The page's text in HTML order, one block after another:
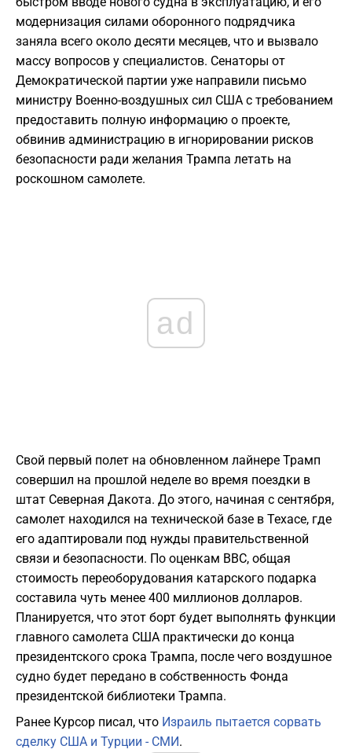
модернизация силами оборонного подрядчика
заняла всего около десяти месяцев, что и вызвало
массу вопросов у специалистов. Сенаторы от
Демократической партии уже направили письмо
министру Военно-воздушных сил США с требованием
предоставить полную информацию о проекте,
обвинив администрацию в игнорировании рисков
безопасности ради желания Трампа летать на
роскошном самолете.
ad
Свой первый полет на обновленном лайнере Трамп
совершил на прошлой неделе во время поездки в
штат Северная Дакота. До этого, начиная с сентября,
самолет находился на технической базе в Техасе, где
его адаптировали под нужды правительственной
связи и безопасности. По оценкам ВВС, общая
стоимость переоборудования катарского подарка
составила чуть менее 400 миллионов долларов.
Планируется, что этот борт будет выполнять функции
главного самолета США практически до конца
президентского срока Трампа, после чего воздушное
судно будет передано в собственность Фонда
президентской библиотеки Трампа.
Ранее Курсор писал, что Израиль пытается сорвать
сделку США и Турции - СМИ.